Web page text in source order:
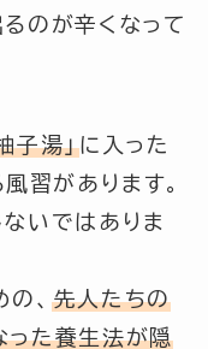
のが辛くなって
子湯」に入った
習があります。
いではありま
、 先人たちの
った養生法が隠